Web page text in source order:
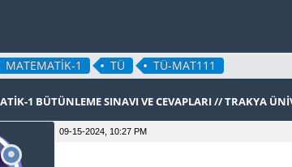
MATEMATİK-1 TÜ TÜ-MAT111
1 BÜTÜNLEME SINAVI VE CEVAPLARI // TRAKYA
09-15-2024, 10:27 PM